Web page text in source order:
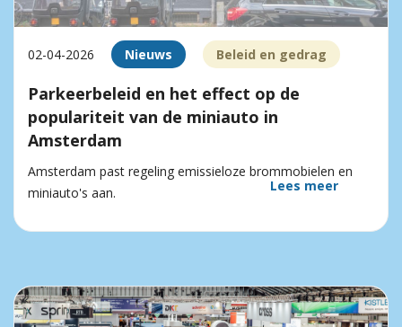
02-04-2026 Nieuws Beleid en gedrag
Parkeerbeleid en het effect op de
populariteit van de miniauto in
Amsterdam
Amsterdam past regeling emissieloze brommobielen en
miniauto's aan.
Lees meer